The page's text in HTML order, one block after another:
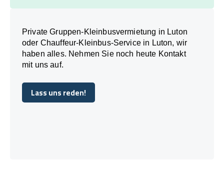
Private Gruppen-Kleinbusvermietung in Luton
oder Chauffeur-Kleinbus-Service in Luton, wir
haben alles. Nehmen Sie noch heute Kontakt
mit uns auf.
Lass uns reden!
Lass uns reden!